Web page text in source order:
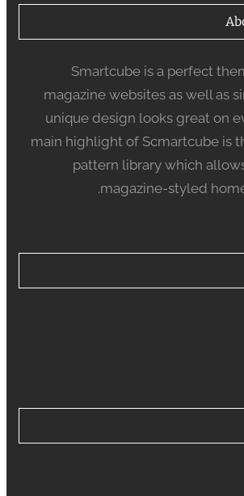
Smartcube is a perfect
magazine websites as well as
unique design looks great on
main highlight of Scmartcube is
pattern library which
magazine-styled